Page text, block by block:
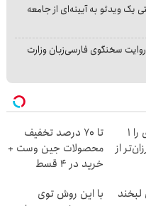
یک ویدئو به آیینه‌ای از جامعه
سخنگوی فارسی‌زبان وزارت
آمپول‌های لاغری را ۱
از
تا 70 درصد تخفیف
محصولات جین وست +
خرید در 4 قسط
لبخند
با این روش توی